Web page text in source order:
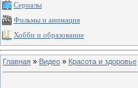
Сериалы
Фильмы и анимация
Хобби и образование
Главная » Видео » Красота и здоровье